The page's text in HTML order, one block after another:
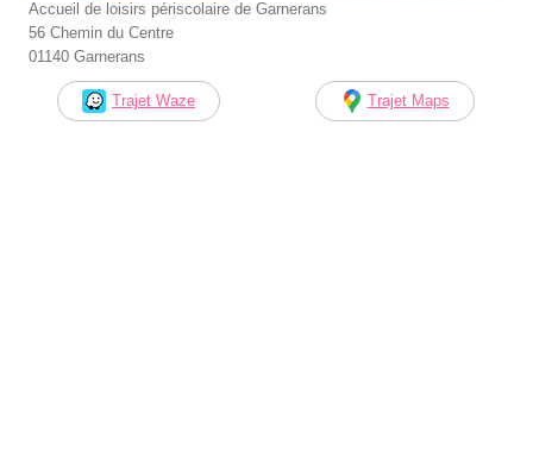
Accueil de loisirs périscolaire de Garnerans
56 Chemin du Centre
01140 Garnerans
Trajet Waze Trajet Maps